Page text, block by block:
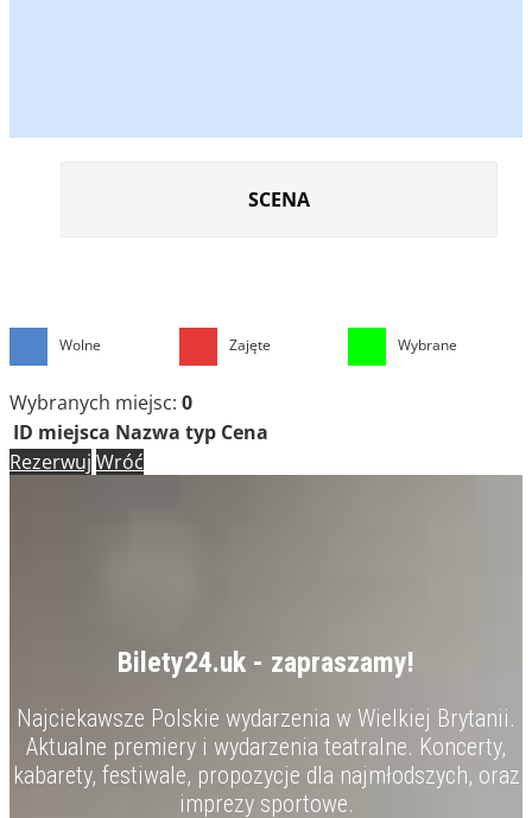
SCENA
Wolne Zajęte Wybrane
Wybranych miejsc: 0
ID miejsca Nazwa typ Cena
Rezerwuj Wróć
Bilety24.uk - zapraszamy!
Najciekawsze Polskie wydarzenia w Wielkiej Brytanii.
Aktualne premiery i wydarzenia teatralne. Koncerty,
kabarety, festiwale, propozycje dla najmłodszych, oraz
imprezy sportowe.